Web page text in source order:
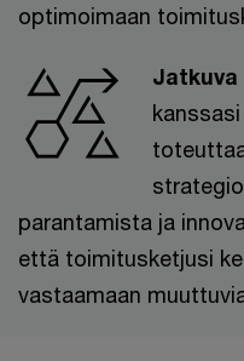
optimoimaan
Jatkuva
parantamista ja
että toimitusketjusi
vastaamaan